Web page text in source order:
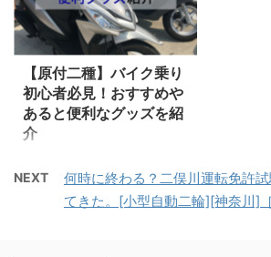
3.99L ＞＞ 40.3km/L
...
での購入価格とその時に
候補となった別車種の価
格も載せています。 今
回は原付のホンダ トゥ
デイからの乗り換え。 そ
の乗り心地など感想を書
いていきたいと思いま
に最適なバイク！ まず最
初に言いたい！ ホント
しにい
乗りは
【原付二種】バイク乗り
初心者必見！おすすめや
あると便利なグッズを紹
介
い方、これから購入する
かた。 バイク本体以外に
NEXT
何時に終わる？二俣川運転免許
てきた。[小型自動二輪][神奈川]